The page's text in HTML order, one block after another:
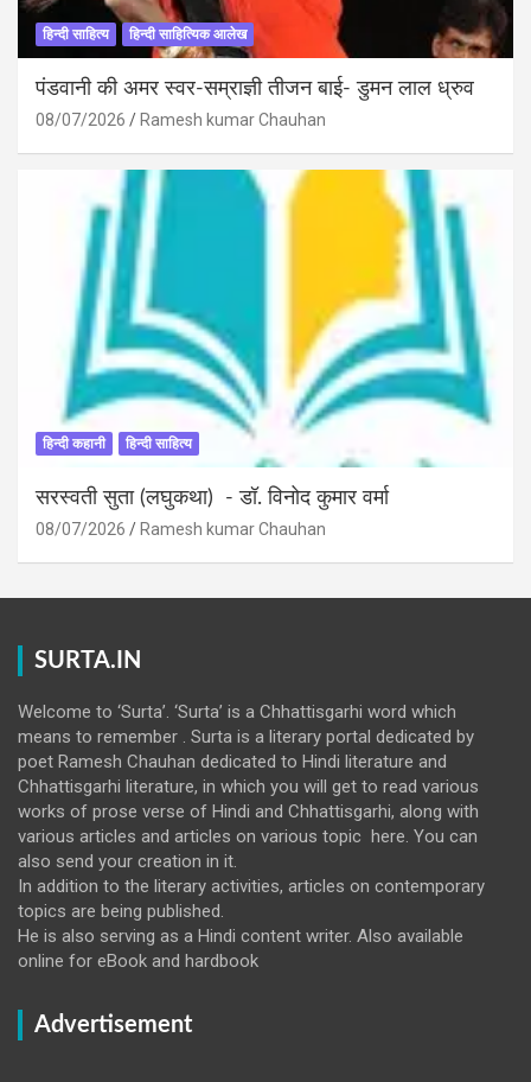
हिन्दी साहित्य हिन्दी साहित्यिक आलेख
पंडवानी की अमर स्वर-सम्राज्ञी तीजन बाई- डुमन लाल ध्रुव
08/07/2026 Ramesh kumar Chauhan
हिन्दी कहानी हिन्दी साहित्य
सरस्वती सुता (लघुकथा) ​- डॉ. विनोद कुमार वर्मा
08/07/2026 Ramesh kumar Chauhan
SURTA.IN
Welcome to ‘Surta’. ‘Surta’ is a Chhattisgarhi word which
means to remember . Surta is a literary portal dedicated by
poet Ramesh Chauhan dedicated to Hindi literature and
Chhattisgarhi literature, in which you will get to read various
works of prose verse of Hindi and Chhattisgarhi, along with
various articles and articles on various topic here. You can
also send your creation in it.
In addition to the literary activities, articles on contemporary
topics are being published.
He is also serving as a Hindi content writer. Also available
online for eBook and hardbook
Advertisement